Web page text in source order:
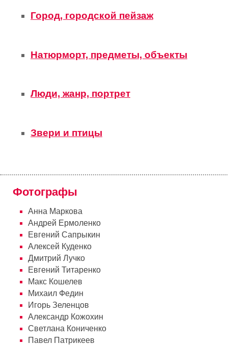
Фотографы
Анна Маркова
Андрей Ермоленко
Евгений Сапрыкин
Алексей Куденко
Дмитрий Лучко
Евгений Титаренко
Макс Кошелев
Михаил Федин
Игорь Зеленцов
Александр Кожохин
Cветлана Кониченко
Павел Патрикеев
Город, городской пейзаж
Натюрморт, предметы, объекты
Люди, жанр, портрет
Звери и птицы